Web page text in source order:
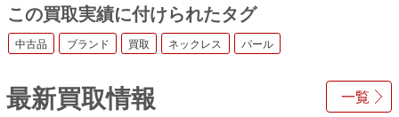
この買取実績に付けられたタグ
中古品 ブランド 買取 ネックレス パール
一覧
最新買取情報